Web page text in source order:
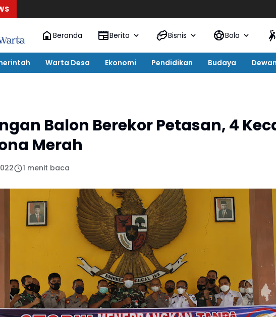
Beranda Berita Bisnis Bola
Warta Desa Ekonomi Pendidikan Budaya Dewan
Balon Berekor Petasan, 4
Merah
1 menit baca